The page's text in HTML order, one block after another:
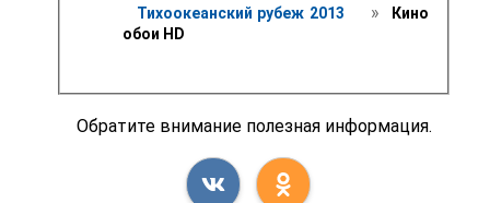
Тихоокеанский рубеж 2013 »
Кино
обои HD
Обратите внимание полезная информация.